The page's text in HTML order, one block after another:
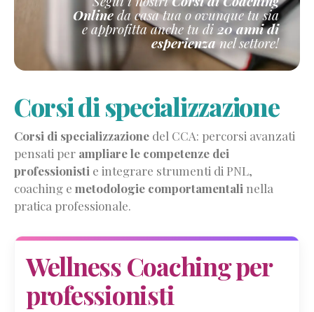
Onlineda casa tua o ovunque tu sia
e approfitta anche tu di20 anni di
esperienza nel settore!
Corsi di specializzazione
Corsi di specializzazione del CCA: percorsi avanzati
pensati per ampliare le competenze dei
professionisti e integrare strumenti di PNL,
coaching e metodologie comportamentali nella
pratica professionale.
Wellness Coaching per
professionisti